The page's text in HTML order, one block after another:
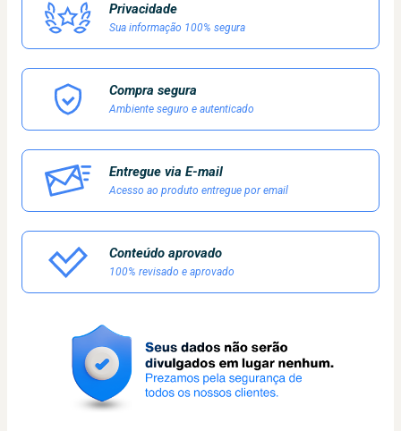
Privacidade
Sua informação 100% segura
Compra segura
Ambiente seguro e autenticado
Entregue via E-mail
Acesso ao produto entregue por email
Conteúdo aprovado
100% revisado e aprovado